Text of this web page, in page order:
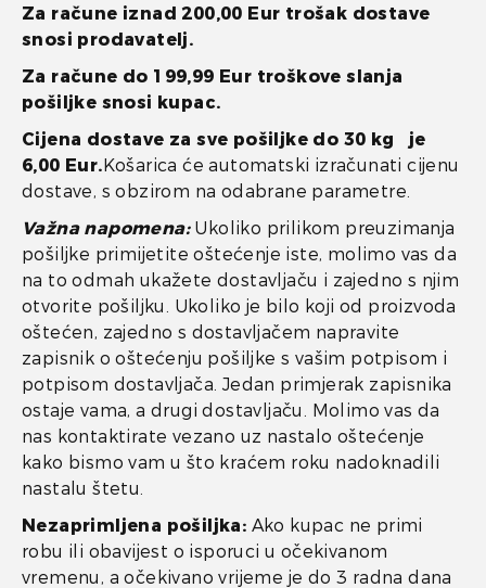
Za račune iznad 200,00 Eur trošak dostave
snosi prodavatelj.
Za račune do 199,99 Eur troškove slanja
pošiljke snosi kupac.
Cijena dostave za sve pošiljke do 30 kg je
6,00 Eur.Košarica će automatski izračunati cijenu
dostave, s obzirom na odabrane parametre.
Važna napomena:Ukoliko prilikom preuzimanja
pošiljke primijetite oštećenje iste, molimo vas da
na to odmah ukažete dostavljaču i zajedno s njim
otvorite pošiljku. Ukoliko je bilo koji od proizvoda
oštećen, zajedno s dostavljačem napravite
zapisnik o oštećenju pošiljke s vašim potpisom i
potpisom dostavljača. Jedan primjerak zapisnika
ostaje vama, a drugi dostavljaču. Molimo vas da
nas kontaktirate vezano uz nastalo oštećenje
kako bismo vam u što kraćem roku nadoknadili
nastalu štetu.
Nezaprimljena pošiljka: Ako kupac ne primi
robu ili obavijest o isporuci u očekivanom
vremenu, a očekivano vrijeme je do 3 radna dana